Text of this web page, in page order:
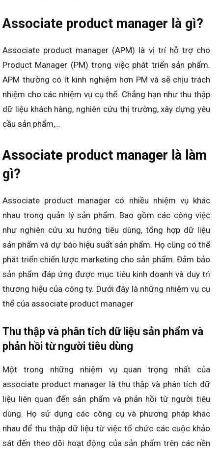
Associate product manager là gì?
Associate product manager (APM) là vị trí hỗ trợ cho
Product Manager (PM) trong việc phát triển sản phẩm.
APM thường có ít kinh nghiệm hơn PM và sẽ chịu trách
nhiệm cho các nhiệm vụ cụ thể. Chẳng hạn như thu thập
dữ liệu khách hàng, nghiên cứu thị trường, xây dựng yêu
cầu sản phẩm,…
Associate product manager là làm
gì?
Associate product manager có nhiều nhiệm vụ khác
nhau trong quản lý sản phẩm. Bao gồm các công việc
như nghiên cứu xu hướng tiêu dùng, tổng hợp dữ liệu
sản phẩm và dự báo hiệu suất sản phẩm. Họ cũng có thể
phát triển chiến lược marketing cho sản phẩm. Đảm bảo
sản phẩm đáp ứng được mục tiêu kinh doanh và duy trì
thương hiệu của công ty. Dưới đây là những nhiệm vụ cụ
thể của associate product manager
Thu thập và phân tích dữ liệu sản phẩm và
phản hồi từ người tiêu dùng
Một trong những nhiệm vụ quan trọng nhất của
associate product manager là thu thập và phân tích dữ
liệu liên quan đến sản phẩm và phản hồi từ người tiêu
dùng. Họ sử dụng các công cụ và phương pháp khác
nhau để thu thập dữ liệu từ việc tổ chức các cuộc khảo
sát đến theo dõi hoạt động của sản phẩm trên các nền